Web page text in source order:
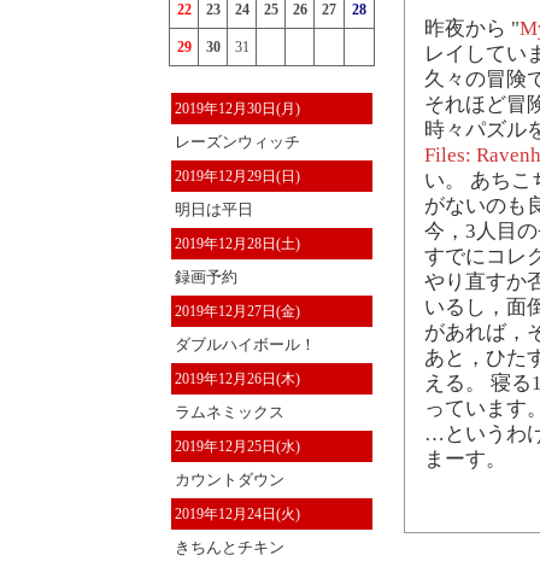
22 23 24 25 26 27 28
29 30 31
2019年12月30日(月)
レーズンウィッチ
2019年12月29日(日)
明日は平日
2019年12月28日(土)
録画予約
2019年12月27日(金)
ダブルハイボール！
2019年12月26日(木)
ラムネミックス
2019年12月25日(水)
カウントダウン
2019年12月24日(火)
きちんとチキン
昨夜から "
レイしてい
久々の冒険
それほど冒
時々パズル
Files:
い。 あちこ
がないのも
今，3人目
すでにコレ
やり直すか
いるし，面
があれば，
あと，ひた
える。 寝
っています
…というわ
まーす。